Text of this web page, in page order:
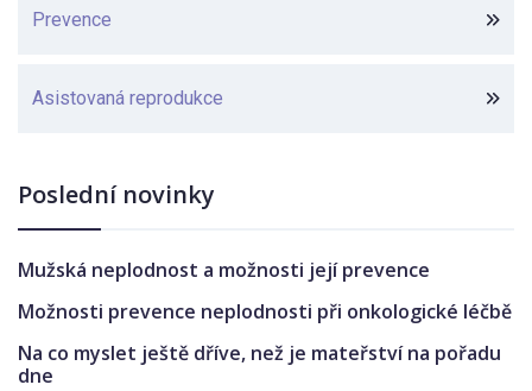
Prevence
Asistovaná reprodukce
Poslední novinky
Mužská neplodnost a možnosti její prevence
Možnosti prevence neplodnosti při onkologické léčbě
Na co myslet ještě dříve, než je mateřství na pořadu
dne